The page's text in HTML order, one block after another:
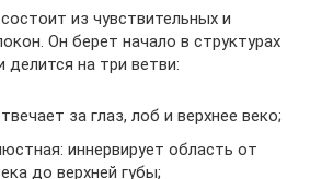
из чувствительных и
Он берет начало в структурах
делится на три ветви:
за глаз, лоб и верхнее веко;
иннервирует область от
до верхней губы;